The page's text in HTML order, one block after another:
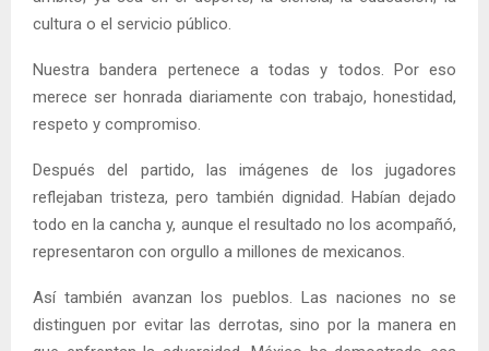
cultura o el servicio público.
Nuestra bandera pertenece a todas y todos. Por eso
merece ser honrada diariamente con trabajo, honestidad,
respeto y compromiso.
Después del partido, las imágenes de los jugadores
reflejaban tristeza, pero también dignidad. Habían dejado
todo en la cancha y, aunque el resultado no los acompañó,
representaron con orgullo a millones de mexicanos.
Así también avanzan los pueblos. Las naciones no se
distinguen por evitar las derrotas, sino por la manera en